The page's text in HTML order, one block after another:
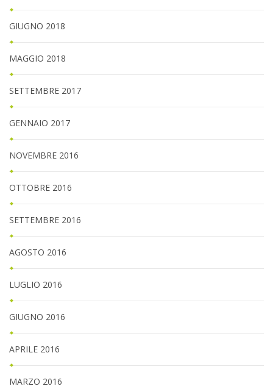
GIUGNO 2018
MAGGIO 2018
SETTEMBRE 2017
GENNAIO 2017
NOVEMBRE 2016
OTTOBRE 2016
SETTEMBRE 2016
AGOSTO 2016
LUGLIO 2016
GIUGNO 2016
APRILE 2016
MARZO 2016